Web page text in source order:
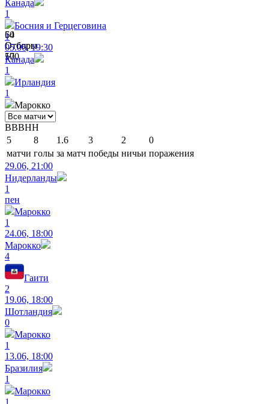
54
Отборы
57
60
Отборы
100
Канада
1
Босния и Герцеговина
1
05.06, 19:30
Канада
1
Ирландия
1
Марокко
ВВВНН
5
8 1.6 3 2
0
матчи голы за матч победы ничьи поражения
29.06, 21:00
Нидерланды
1
пен
Марокко
1
24.06, 18:00
Марокко
4
Гаити
2
19.06, 18:00
Шотландия
0
Марокко
1
13.06, 18:00
Бразилия
1
Марокко
1